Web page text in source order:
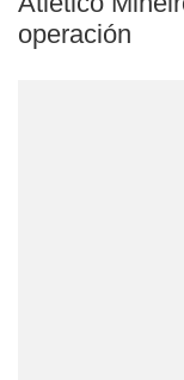
operación